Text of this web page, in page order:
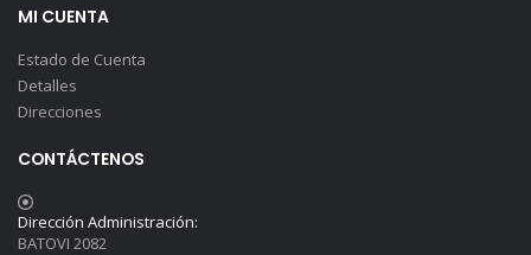
MI CUENTA
Estado de Cuenta
Detalles
Direcciones
CONTÁCTENOS
Dirección Administración:
BATOVI 2082